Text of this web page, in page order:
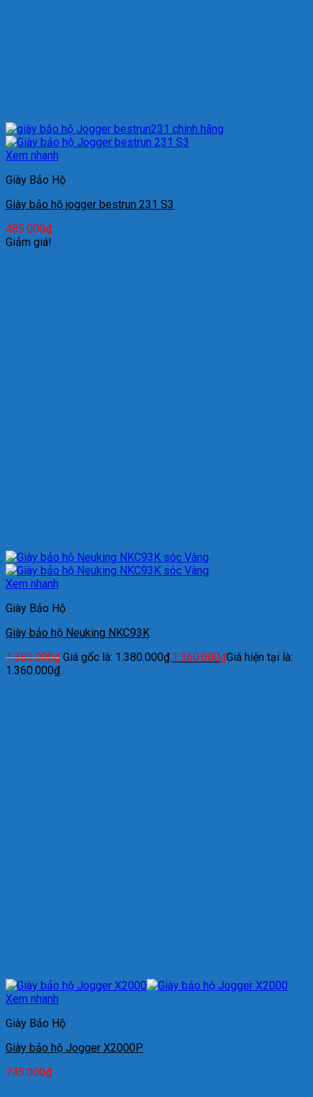
Xem nhanh
Giày Bảo Hộ
Giày bảo hộ jogger bestrun 231 S3
485.000₫
Giảm giá!
Xem nhanh
Giày Bảo Hộ
Giày bảo hộ Neuking NKC93K
1.380.000₫ Giá gốc là: 1.380.000₫.1.360.000₫Giá hiện tại là:
1.360.000₫.
Xem nhanh
Giày Bảo Hộ
Giày bảo hộ Jogger X2000P
745.000₫